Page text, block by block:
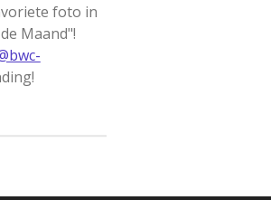
foto in
Maand"!